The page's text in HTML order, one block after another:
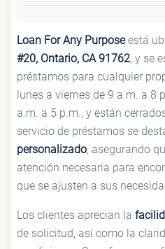
Loan For Any Purposeestá
#20, Ontario, CA 91762, y se
préstamos para cualquier
lunes a viernes de 9 a.m. a 8
a.m. a 5 p.m., y están
servicio de préstamos se
personalizado, asegurando
atención necesaria para
que se ajusten a sus
Los clientes aprecian la
de solicitud, así como la